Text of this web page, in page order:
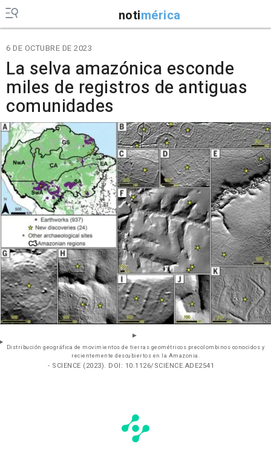
notimérica
6 DE OCTUBRE DE 2023
La selva amazónica esconde
miles de registros de antiguas
comunidades
Distribución geográfica de movimientos de tierras geométricos precolombinos conocidos y
recientemente descubiertos en la Amazonia.
- SCIENCE (2023). DOI: 10.1126/SCIENCE.ADE2541